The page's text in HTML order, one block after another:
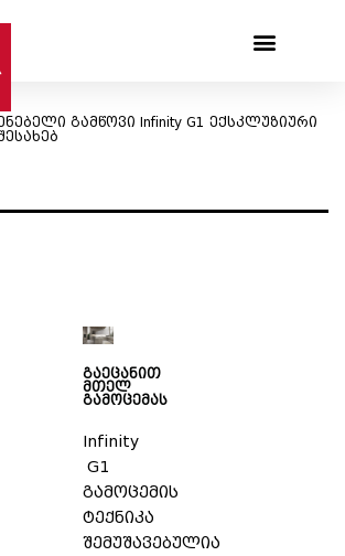
გამწოვი Infinity G1 ექსკლუზიური
გაეცანით
მთელ
გამოცემას
Infinity
G1
გამოცემის
ტექნიკა
შემუშავებულია